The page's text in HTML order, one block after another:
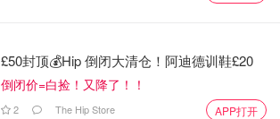
£50封顶💰Hip 倒闭大清仓！阿迪德训鞋£20
倒闭价=白捡！又降了！！
2 The Hip Store APP打开